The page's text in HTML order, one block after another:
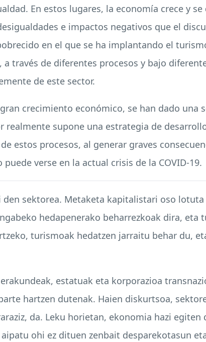
En estos lugares, la economía crece y
e impactos negativos que el
en el que se ha implantando el
través de diferentes procesos y bajo
de este sector.
crecimiento económico, se han dado una
supone una estrategia de
estos procesos, al generar graves
verse en la actual crisis de la COVID-19.
sektorea. Metaketa kapitalistari oso
hedapenerako beharrezkoak dira, eta
turismoak hedatzen jarraitu behar du,
estatuak eta korporazioa
hartzen dutenak. Haien diskurtsoa,
da. Leku horietan, ekonomia hazi
ohi ez dituen zenbait desparekotasun